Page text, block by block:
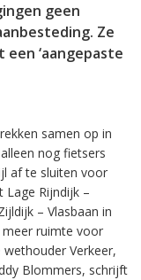
geen
Ze
‘aangepaste
samen op in
nog fietsers
af te sluiten voor
Lage Rijndijk –
– Vlasbaan in
ruimte voor
Verkeer,
Blommers, schrijft